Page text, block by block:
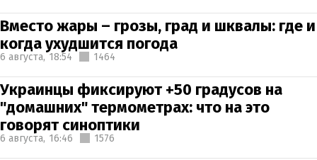
Вместо жары – грозы, град и шквалы: где и
когда ухудшится погода
6 августа, 18:54 1464
Украинцы фиксируют +50 градусов на
"домашних" термометрах: что на это
говорят синоптики
6 августа, 16:46 1576